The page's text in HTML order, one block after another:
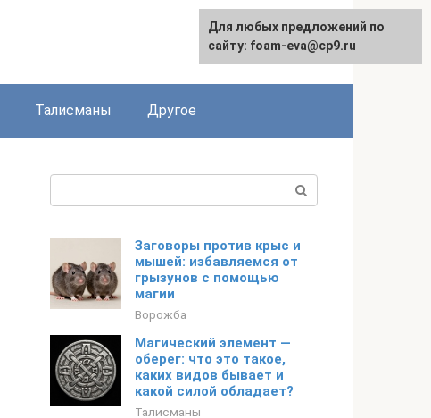
Талисманы Другое
Заговоры против крыс и
мышей: избавляемся от
грызунов с помощью
магии
Ворожба
Магический элемент —
оберег: что это такое,
каких видов бывает и
какой силой обладает?
Талисманы
Для любых предложений по
сайту: foam-eva@cp9.ru